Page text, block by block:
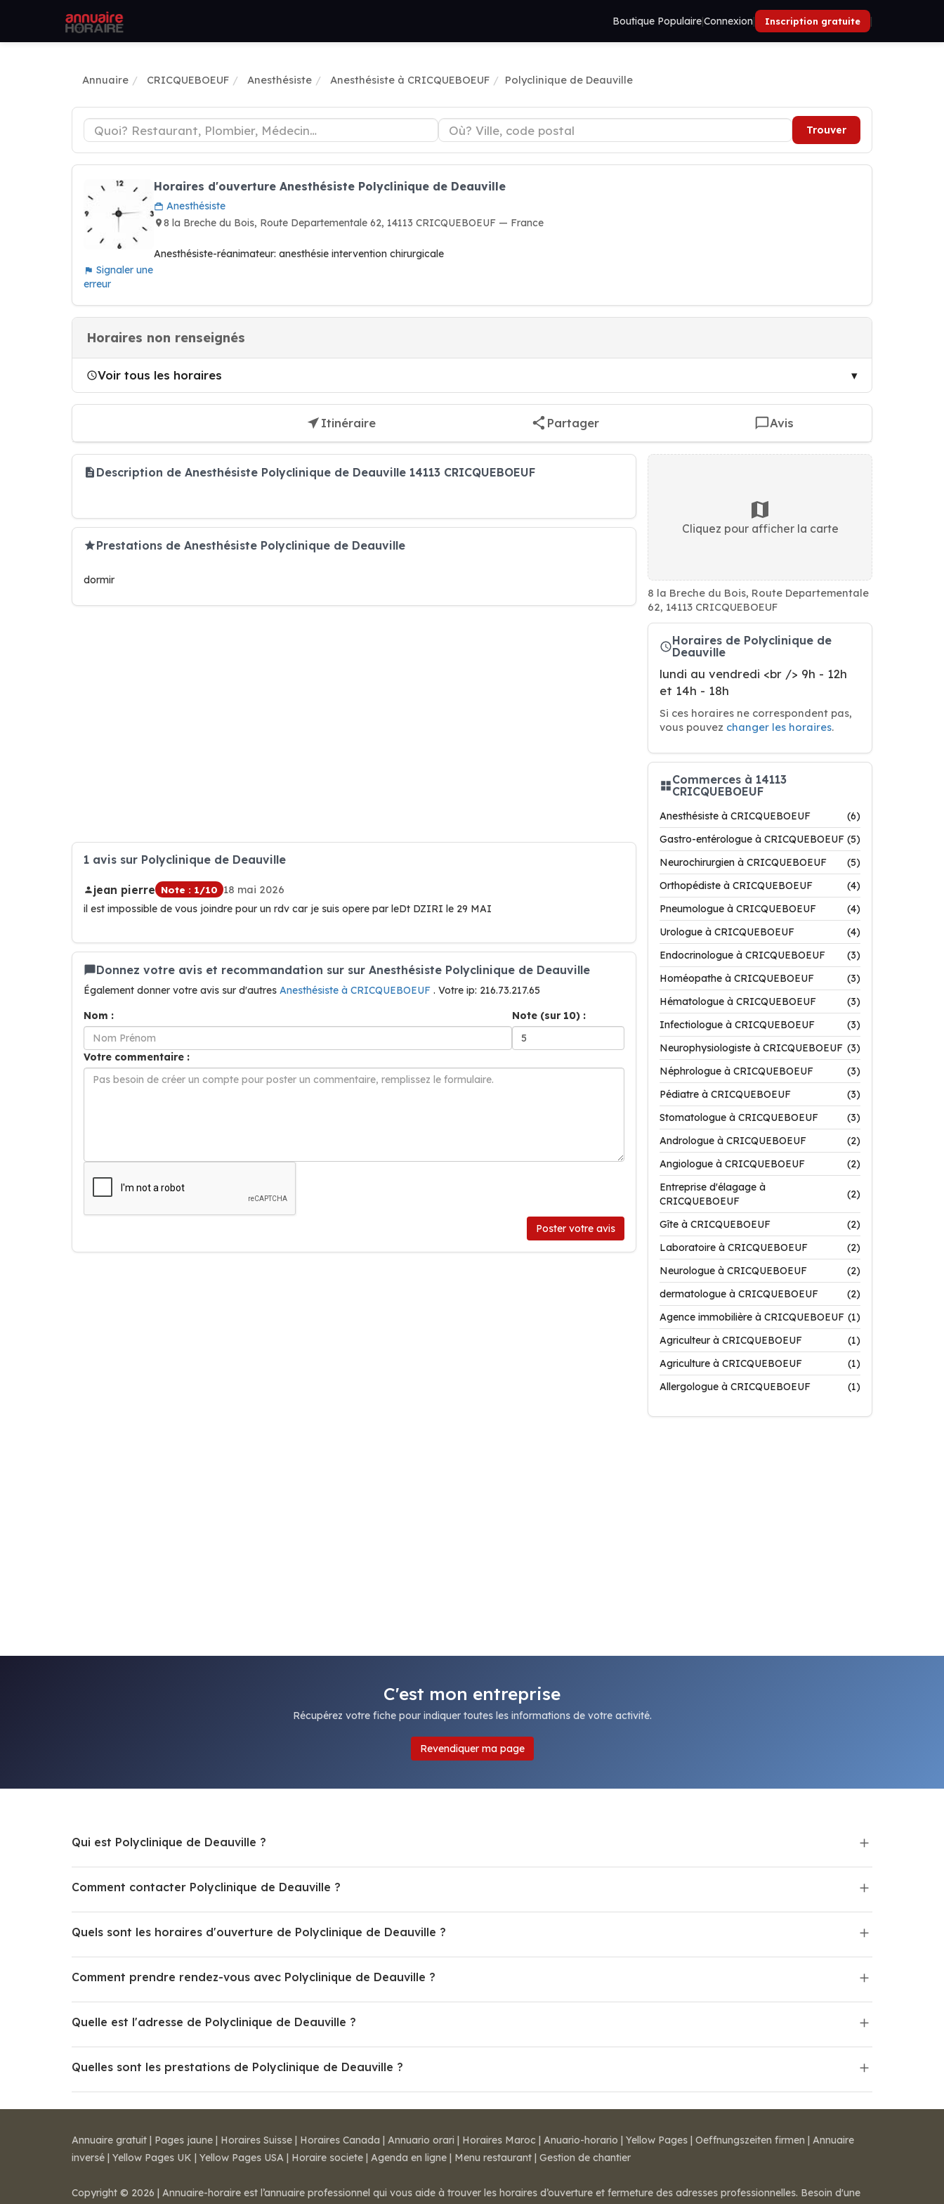
Boutique Populaire|Connexion| Inscription gratuite |
Annuaire CRICQUEBOEUF Anesthésiste Anesthésiste à CRICQUEBOEUF Polyclinique de Deauville
Trouver
Signaler une
erreur
Horaires d'ouverture Anesthésiste Polyclinique de Deauville
Anesthésiste
8 la Breche du Bois, Route Departementale 62, 14113 CRICQUEBOEUF — France
Anesthésiste-réanimateur: anesthésie intervention chirurgicale
Horaires non renseignés
Voir tous les horaires
Itinéraire Partager Avis
Description de Anesthésiste Polyclinique de Deauville 14113 CRICQUEBOEUF
Prestations de Anesthésiste Polyclinique de Deauville
dormir
1 avis sur Polyclinique de Deauville
jean pierre Note : 1/10 18 mai 2026
il est impossible de vous joindre pour un rdv car je suis opere par leDt DZIRI le 29 MAI
Donnez votre avis et recommandation sur sur Anesthésiste Polyclinique de Deauville
Également donner votre avis sur d'autres Anesthésiste à CRICQUEBOEUF . Votre ip: 216.73.217.65
Nom :
Note (sur 10) :
Votre commentaire :
Poster votre avis
Cliquez pour afficher la carte
8 la Breche du Bois, Route Departementale
62, 14113 CRICQUEBOEUF
Horaires de Polyclinique de
Deauville
lundi au vendredi <br /> 9h - 12h
et 14h - 18h
Si ces horaires ne correspondent pas,
vous pouvez changer les horaires.
Commerces à 14113
CRICQUEBOEUF
Anesthésiste à CRICQUEBOEUF
(6)
Gastro-entérologue à CRICQUEBOEUF (5)
Neurochirurgien à CRICQUEBOEUF
(5)
Orthopédiste à CRICQUEBOEUF
(4)
Pneumologue à CRICQUEBOEUF
(4)
Urologue à CRICQUEBOEUF
(4)
Endocrinologue à CRICQUEBOEUF
(3)
Homéopathe à CRICQUEBOEUF
(3)
Hématologue à CRICQUEBOEUF
(3)
Infectiologue à CRICQUEBOEUF
(3)
Neurophysiologiste à CRICQUEBOEUF (3)
Néphrologue à CRICQUEBOEUF
(3)
Pédiatre à CRICQUEBOEUF
(3)
Stomatologue à CRICQUEBOEUF
(3)
Andrologue à CRICQUEBOEUF
(2)
Angiologue à CRICQUEBOEUF
(2)
Entreprise d'élagage à
CRICQUEBOEUF
(2)
Gîte à CRICQUEBOEUF
(2)
Laboratoire à CRICQUEBOEUF
(2)
Neurologue à CRICQUEBOEUF
(2)
dermatologue à CRICQUEBOEUF
(2)
Agence immobilière à CRICQUEBOEUF (1)
Agriculteur à CRICQUEBOEUF
(1)
Agriculture à CRICQUEBOEUF
(1)
Allergologue à CRICQUEBOEUF
(1)
C'est mon entreprise
Récupérez votre fiche pour indiquer toutes les informations de votre activité.
Revendiquer ma page
Qui est Polyclinique de Deauville ?
Comment contacter Polyclinique de Deauville ?
Quels sont les horaires d'ouverture de Polyclinique de Deauville ?
Comment prendre rendez-vous avec Polyclinique de Deauville ?
Quelle est l'adresse de Polyclinique de Deauville ?
Quelles sont les prestations de Polyclinique de Deauville ?
Annuaire gratuit | Pages jaune | Horaires Suisse | Horaires Canada | Annuario orari | Horaires Maroc | Anuario-horario | Yellow Pages | Oeffnungszeiten firmen | Annuaire
inversé | Yellow Pages UK | Yellow Pages USA | Horaire societe | Agenda en ligne | Menu restaurant | Gestion de chantier
Copyright © 2026 | Annuaire-horaire est l’annuaire professionnel qui vous aide à trouver les horaires d’ouverture et fermeture des adresses professionnelles. Besoin d'une